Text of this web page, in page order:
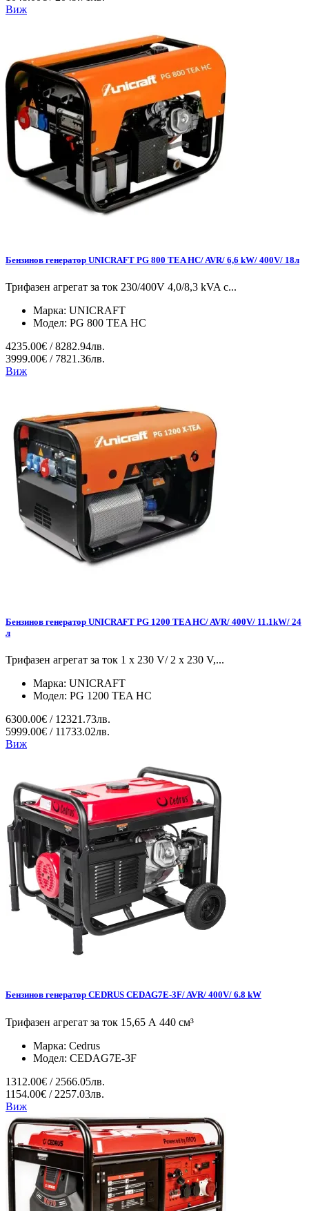
Виж
Бензинов генератор UNICRAFT PG 800 TEA HC/ AVR/ 6,6 kW/ 400V/ 18л
Трифазен агрегат за ток 230/400V 4,0/8,3 kVA с...
Марка: UNICRAFT
Модел: PG 800 TEA HC
4235.00€ / 8282.94лв.
3999.00€ / 7821.36лв.
Виж
Бензинов генератор UNICRAFT PG 1200 TEA HC/ AVR/ 400V/ 11.1kW/ 24
л
Трифазен агрегат за ток 1 x 230 V/ 2 x 230 V,...
Марка: UNICRAFT
Модел: PG 1200 TEA HC
6300.00€ / 12321.73лв.
5999.00€ / 11733.02лв.
Виж
Бензинов генератор CEDRUS CEDAG7E-3F/ AVR/ 400V/ 6.8 kW
Трифазен агрегат за ток 15,65 А 440 см³
Марка: Cedrus
Модел: CEDAG7E-3F
1312.00€ / 2566.05лв.
1154.00€ / 2257.03лв.
Виж